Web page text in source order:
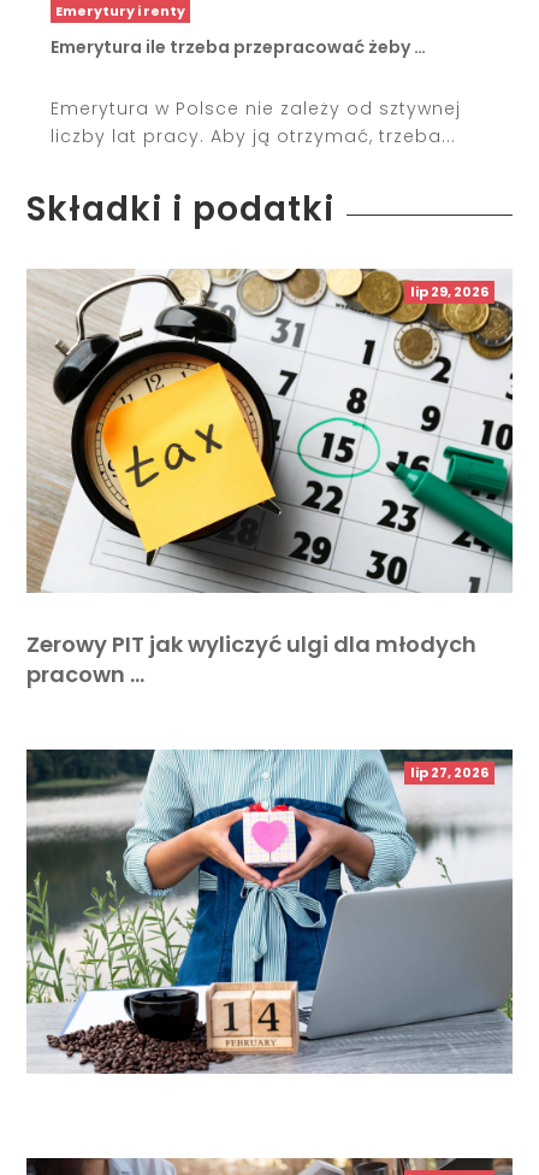
Emerytury i renty
Emerytura ile trzeba przepracować żeby …
Emerytura w Polsce nie zależy od sztywnej
liczby lat pracy. Aby ją otrzymać, trzeba...
Składki i podatki
lip 29, 2026
Zerowy PIT jak wyliczyć ulgi dla młodych
pracown …
lip 27, 2026